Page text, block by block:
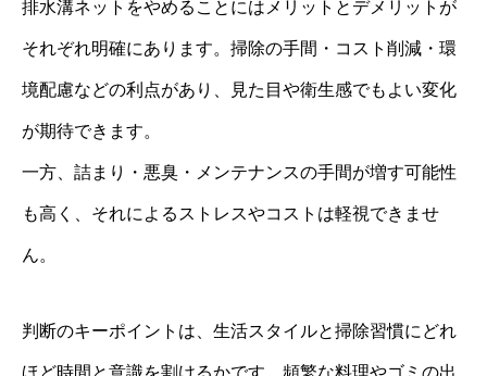
排水溝ネットをやめることにはメリットとデメリットが
それぞれ明確にあります。掃除の手間・コスト削減・環
境配慮などの利点があり、見た目や衛生感でもよい変化
が期待できます。
一方、詰まり・悪臭・メンテナンスの手間が増す可能性
も高く、それによるストレスやコストは軽視できませ
ん。
判断のキーポイントは、生活スタイルと掃除習慣にどれ
ほど時間と意識を割けるかです。頻繁な料理やゴミの出